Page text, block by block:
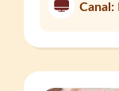
Canal: